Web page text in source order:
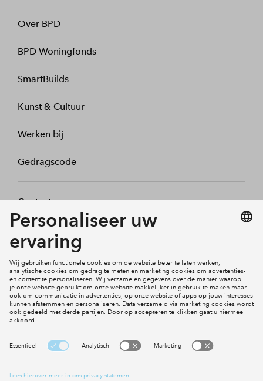
Over BPD
BPD Woningfonds
SmartBuilds
Kunst & Cultuur
Werken bij
Gedragscode
Contact
Mijn profiel
Social Media
Cookies